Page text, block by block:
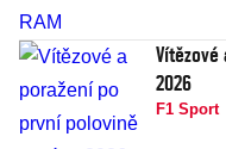
2026
F1 Sport